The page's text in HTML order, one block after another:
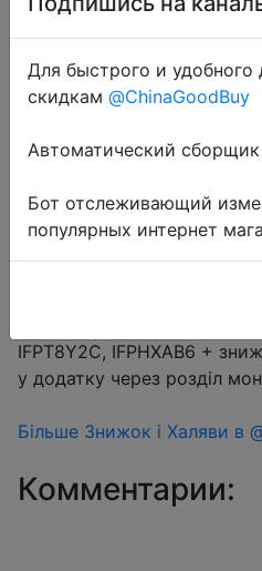
Промокод:
Перейти в
Промокод $2/$15 (13.33%)
IFPT8Y2C, IFPHXAB6 +
у додатку через розділ
Більше Знижок і Халяви в
Комментарии:
Для быстрого и удобного
скидкам @ChinaGoodBuy
Автоматический
Бот отслеживающий
популярных интернет